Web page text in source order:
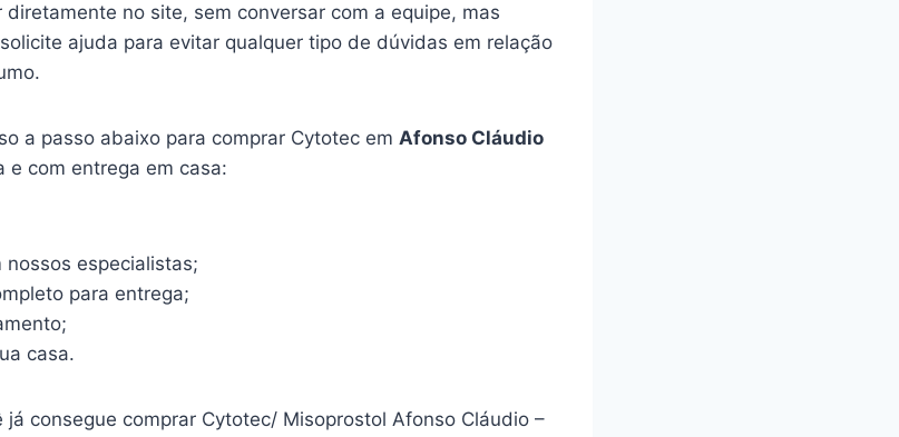
no site, sem conversar com a equipe, mas
ajuda para evitar qualquer tipo de dúvidas em relação
a passo abaixo para comprar Cytotec em Afonso Cláudio
e com entrega em casa:
nossos especialistas;
para entrega;
casa.
já consegue comprar Cytotec/ Misoprostol Afonso Cláudio –